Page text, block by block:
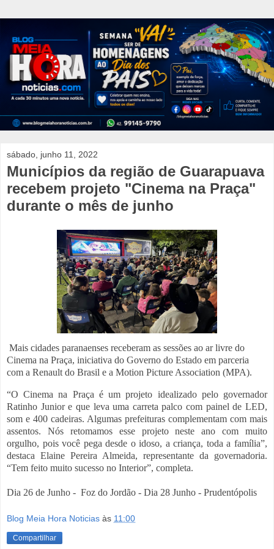
sábado, junho 11, 2022
Municípios da região de Guarapuava
recebem projeto "Cinema na Praça"
durante o mês de junho
Mais cidades paranaenses receberam as sessões ao ar livre do
Cinema na Praça, iniciativa do Governo do Estado em parceria
com a Renault do Brasil e a Motion Picture Association (MPA).
“O Cinema na Praça é um projeto idealizado pelo governador
Ratinho Junior e que leva uma carreta palco com painel de LED,
som e 400 cadeiras. Algumas prefeituras complementam com mais
assentos. Nós retomamos esse projeto neste ano com muito
orgulho, pois você pega desde o idoso, a criança, toda a família”,
destaca Elaine Pereira Almeida, representante da governadoria.
“Tem feito muito sucesso no Interior”, completa.
Dia 26 de Junho - Foz do Jordão - Dia 28 Junho - Prudentópolis
Blog Meia Hora Noticias às 11:00
Compartilhar